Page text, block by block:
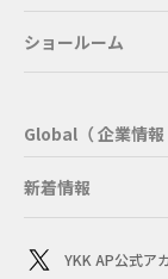
ショールーム
Global（ 企業情報
新着情報
YKK AP公式ア